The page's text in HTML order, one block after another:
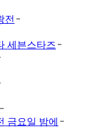
전
세븐스타즈
금요일 밤에